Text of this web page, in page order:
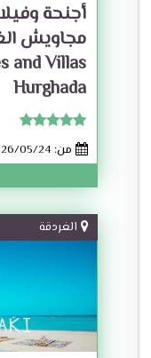
أجنحة
and Villas
Hurghada
من: 2026/05/24 إلى: 2026/10/15
الغردقة